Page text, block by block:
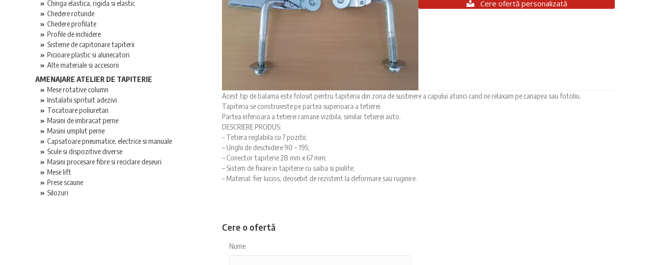
Chinga elastica, rigida si elastic
Chedere rotunde
Chedere profilate
Profile de inchidere
Sisteme de capitonare tapiterii
Picioare plastic si alunecatori
Alte materiale si accesorii
AMENAJARE ATELIER DE TAPITERIE
Mese rotative column
Instalatii sprituit adezivi
Tocatoare poliuretan
Masini de imbracat perne
Masini umplut perne
Capsatoare pneumatice, electrice si manuale
Scule si dispozitive diverse
Masini procesare fibre si reciclare deseuri
Mese lift
Prese scaune
Silozuri
Cere ofertă personalizată
Acest tip de balama este folosit pentru tapiteria din zona de sustinere a capului atunci cand ne relaxam pe canapea sau fotoliu.
Tapiteria se construieste pe partea superioara a tetierei.
Partea inferioara a tetierei ramane vizibila, similar tetierei auto.
DESCRIERE PRODUS:
– Tetiera reglabila cu 7 pozitii;
– Unghi de deschidere 90 – 195;
– Conector tapiterie 28 mm x 67 mm;
– Sistem de fixare in tapiterie cu saiba si piulite;
– Material: fier lucios, deosebit de rezistent la deformare sau ruginire.
Cere o ofertă
Nume